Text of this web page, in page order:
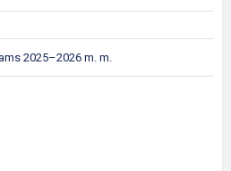
2025–2026 m. m.